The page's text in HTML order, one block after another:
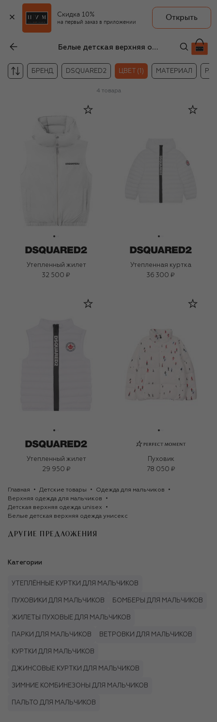
Скидка 10%
на первый заказ в приложении
Открыть
Белые детская верхняя одежда унисекс
БРЕНД DSQUARED2 ЦВЕТ (1) МАТЕРИАЛ
4 товара
Утепленный жилет
32 500 ₽
Утепленная куртка
36 300 ₽
Утепленный жилет
29 950 ₽
Пуховик
78 050 ₽
Главная Детские товары
Одежда для мальчиков
Верхняя одежда для мальчиков
Детская верхняя одежда unisex
Белые детская верхняя одежда унисекс
ДРУГИЕ ПРЕДЛОЖЕНИЯ
Категории
УТЕПЛЁННЫЕ КУРТКИ ДЛЯ МАЛЬЧИКОВ
ПУХОВИКИ ДЛЯ МАЛЬЧИКОВ БОМБЕРЫ ДЛЯ МАЛЬЧИКОВ
ЖИЛЕТЫ ПУХОВЫЕ ДЛЯ МАЛЬЧИКОВ
ПАРКИ ДЛЯ МАЛЬЧИКОВ ВЕТРОВКИ ДЛЯ МАЛЬЧИКОВ
КУРТКИ ДЛЯ МАЛЬЧИКОВ
ДЖИНСОВЫЕ КУРТКИ ДЛЯ МАЛЬЧИКОВ
ЗИМНИЕ КОМБИНЕЗОНЫ ДЛЯ МАЛЬЧИКОВ
ПАЛЬТО ДЛЯ МАЛЬЧИКОВ